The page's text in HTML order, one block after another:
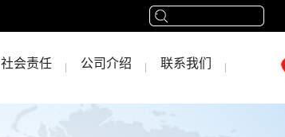
社会责任 公司介绍 联系我们